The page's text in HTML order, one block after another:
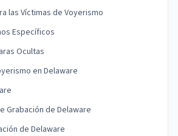
las Víctimas de Voyerismo
Específicos
Ocultas
en Delaware
Grabación de Delaware
de Delaware